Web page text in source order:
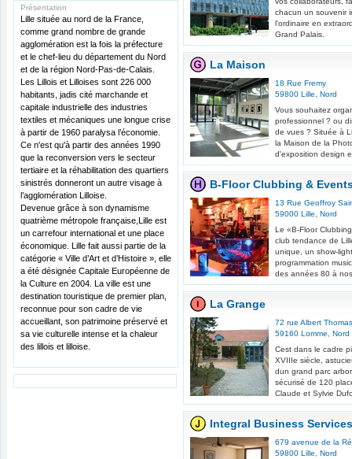
Présentation
Lille située au nord de la France,
comme grand nombre de grande
agglomération est la fois la préfecture
et le chef-lieu du département du Nord
et de la région Nord-Pas-de-Calais.
Les Lillois et Lilloises sont 226 000
habitants, jadis cité marchande et
capitale industrielle des industries
textiles et mécaniques une longue crise
à partir de 1960 paralysa l’économie.
Ce n'est qu'à partir des années 1990
que la reconversion vers le secteur
tertiaire et la réhabilitation des quartiers
sinistrés donneront un autre visage à
l’agglomération Lilloise.
Devenue grâce à son dynamisme
quatrième métropole française,Lille est
un carrefour international et une place
économique. Lille fait aussi partie de la
catégorie « Ville d’Art et d’Histoire », elle
a été désignée Capitale Européenne de
la Culture en 2004. La ville est une
destination touristique de premier plan,
reconnue pour son cadre de vie
accueillant, son patrimoine préservé et
sa vie culturelle intense et la chaleur
des lillois et lilloise.
chacun un souvenir
l'ordinaire en
Grand Palais.
La Maison
18 Rue Fremy
59800 Lille
Nord
Vous souhaitez
professionnel ? ou
de vues ? Située à
la Maison de la
d'exposition design
B-Floor Clubbing &
13 Rue Geoffroy
59000 Lille
Nord
Le «B-Floor
club tendance de
unique, un show-
programmation
des années 80 à
La Grange
72 rue Albert Thomas
59160 Lomme
Nord
Cest dans le cadre
XVIIIe siècle,
dun grand parc
sécurisé de 120
Claude et Sylvie
Integral Business Services
679 avenue de la
59800 Lille
Nord